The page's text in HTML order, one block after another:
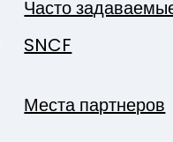
Часто
SNCF
Места партнеров